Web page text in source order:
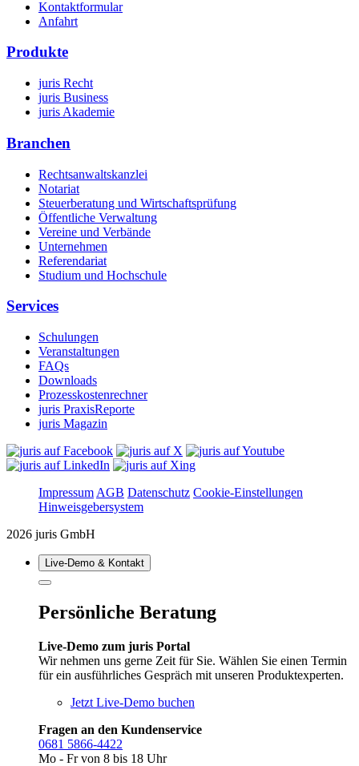
Kontaktformular
Anfahrt
Produkte
juris Recht
juris Business
juris Akademie
Branchen
Rechtsanwaltskanzlei
Notariat
Steuerberatung und Wirtschaftsprüfung
Öffentliche Verwaltung
Vereine und Verbände
Unternehmen
Referendariat
Studium und Hochschule
Services
Schulungen
Veranstaltungen
FAQs
Downloads
Prozesskostenrechner
juris PraxisReporte
juris Magazin
Impressum AGB Datenschutz Cookie-Einstellungen
Hinweisgebersystem
2026 juris GmbH
Live‑Demo & Kontakt
Persönliche Beratung
Live-Demo zum juris Portal
Wir nehmen uns gerne Zeit für Sie. Wählen Sie einen Termin
für ein ausführliches Gespräch mit unseren Produktexperten.
Jetzt Live-Demo buchen
Fragen an den Kundenservice
0681 5866-4422
Mo - Fr von 8 bis 18 Uhr